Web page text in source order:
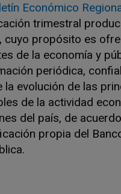
Económico
trimestral
cuyo propósito es
de la economía y
periódica,
la evolución de las
de la actividad
del país, de
propia del